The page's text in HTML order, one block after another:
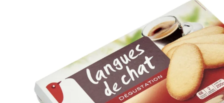
Electroménagers & Divers
Artisan sénégalais